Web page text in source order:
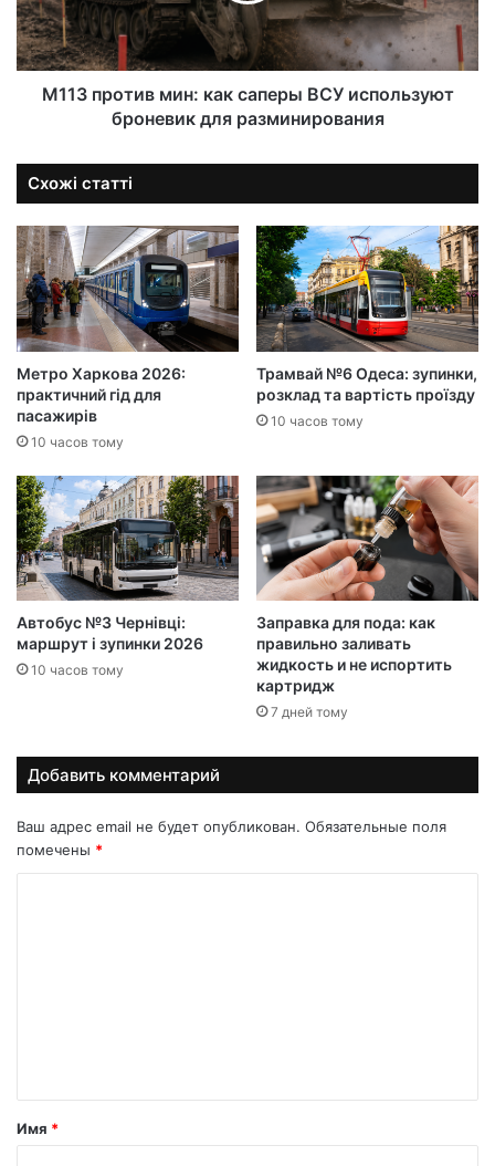
M113 против мин: как саперы ВСУ используют
броневик для разминирования
Схожі статті
Метро Харкова 2026:
практичний гід для
пасажирів
10 часов тому
Трамвай №6 Одеса: зупинки,
розклад та вартість проїзду
10 часов тому
Автобус №3 Чернівці:
маршрут і зупинки 2026
10 часов тому
Заправка для пода: как
правильно заливать
жидкость и не испортить
картридж
7 дней тому
Добавить комментарий
Ваш адрес email не будет опубликован. Обязательные поля
помечены *
а
Имя *